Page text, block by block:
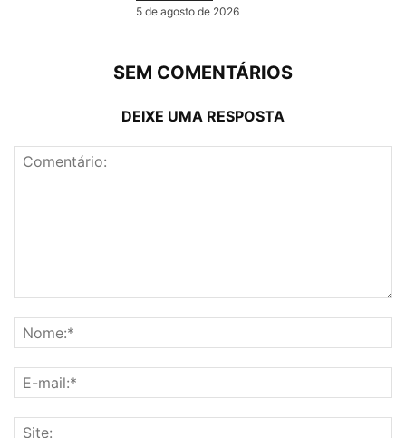
5 de agosto de 2026
SEM COMENTÁRIOS
DEIXE UMA RESPOSTA